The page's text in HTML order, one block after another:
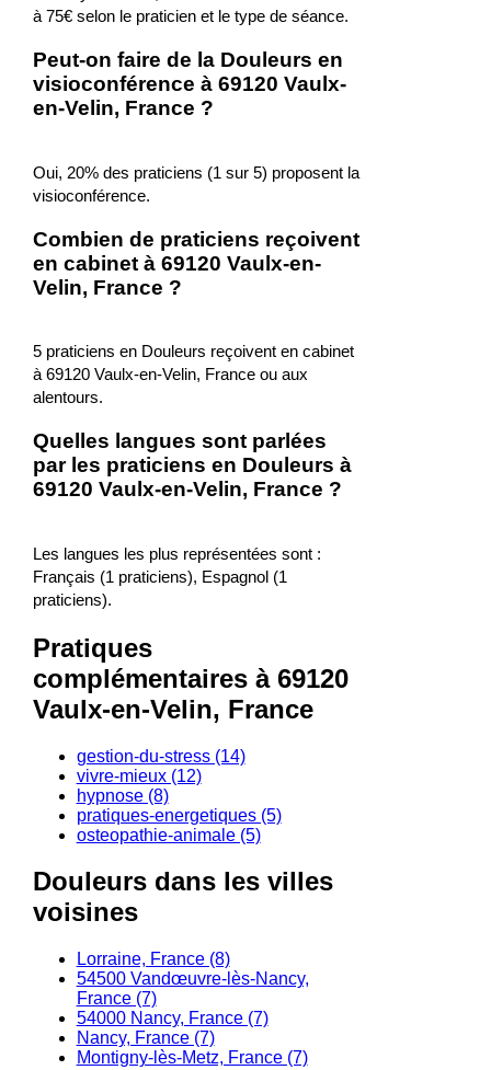
à 75€ selon le praticien et le type de séance.
Peut-on faire de la Douleurs en
visioconférence à 69120 Vaulx-
en-Velin, France ?
Oui, 20% des praticiens (1 sur 5) proposent la
visioconférence.
Combien de praticiens reçoivent
en cabinet à 69120 Vaulx-en-
Velin, France ?
5 praticiens en Douleurs reçoivent en cabinet
à 69120 Vaulx-en-Velin, France ou aux
alentours.
Quelles langues sont parlées
par les praticiens en Douleurs à
69120 Vaulx-en-Velin, France ?
Les langues les plus représentées sont :
Français (1 praticiens), Espagnol (1
praticiens).
Pratiques
complémentaires à 69120
Vaulx-en-Velin, France
gestion-du-stress (14)
vivre-mieux (12)
hypnose (8)
pratiques-energetiques (5)
osteopathie-animale (5)
Douleurs dans les villes
voisines
Lorraine, France (8)
54500 Vandœuvre-lès-Nancy,
France (7)
54000 Nancy, France (7)
Nancy, France (7)
Montigny-lès-Metz, France (7)